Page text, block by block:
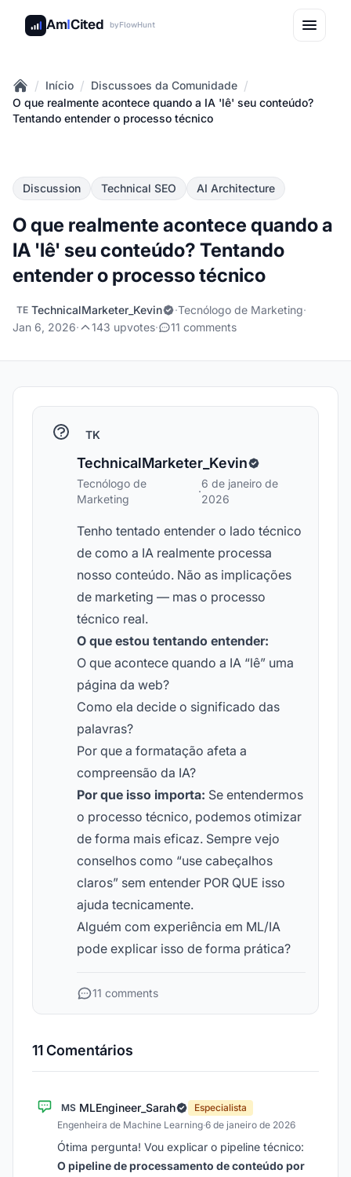
AmICited byFlowHunt
Home
/ Início / Discussoes da Comunidade /
O que realmente acontece quando a IA 'lê' seu conteúdo?
Tentando entender o processo técnico
Discussion Technical SEO AI Architecture
O que realmente acontece quando a
IA 'lê' seu conteúdo? Tentando
entender o processo técnico
TE TechnicalMarketer_Kevin ·Tecnólogo de Marketing·
Jan 6, 2026· 143 upvotes· 11 comments
TK
TechnicalMarketer_Kevin
Tecnólogo de
Marketing
·
6 de janeiro de
2026
Tenho tentado entender o lado técnico
de como a IA realmente processa
nosso conteúdo. Não as implicações
de marketing — mas o processo
técnico real.
O que estou tentando entender:
O que acontece quando a IA “lê” uma
página da web?
Como ela decide o significado das
palavras?
Por que a formatação afeta a
compreensão da IA?
Por que isso importa: Se entendermos
o processo técnico, podemos otimizar
de forma mais eficaz. Sempre vejo
conselhos como “use cabeçalhos
claros” sem entender POR QUE isso
ajuda tecnicamente.
Alguém com experiência em ML/IA
pode explicar isso de forma prática?
11 comments
11 Comentários
MS MLEngineer_Sarah
Especialista
Engenheira de Machine Learning·6 de janeiro de 2026
Ótima pergunta! Vou explicar o pipeline técnico:
O pipeline de processamento de conteúdo por